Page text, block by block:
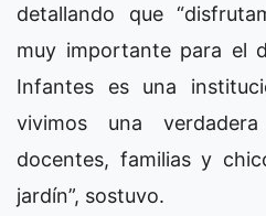
detallando que
muy importante para el
Infantes es una
vivimos una
docentes, familias y
jardín”, sostuvo.